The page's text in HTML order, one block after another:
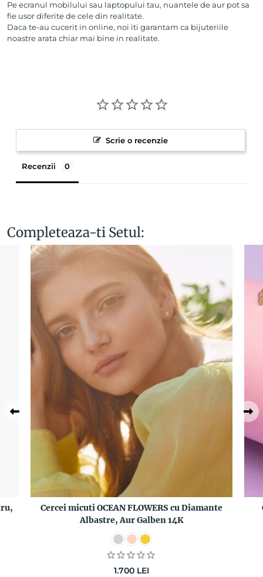
Pe ecranul mobilului sau laptopului tau, nuantele de aur pot sa
fie usor diferite de cele din realitate.
Daca te-au cucerit in online, noi iti garantam ca bijuteriile
noastre arata chiar mai bine in realitate.
Scrie o recenzie
Recenzii
Completeaza-ti Setul:
Cercei micuti OCEAN FLOWERS cu Diamante
Albastre, Aur Galben 14K
1.700 LEI